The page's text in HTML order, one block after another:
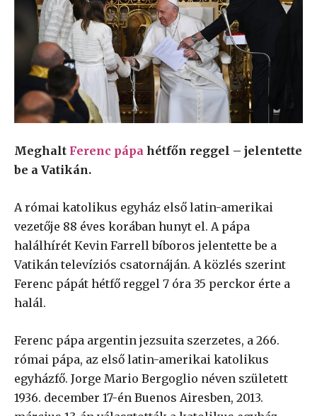
Meghalt Ferenc pápa hétfőn reggel – jelentette
be a Vatikán.
A római katolikus egyház első latin-amerikai
vezetője 88 éves korában hunyt el. A pápa
halálhírét Kevin Farrell bíboros jelentette be a
Vatikán televíziós csatornáján. A közlés szerint
Ferenc pápát hétfő reggel 7 óra 35 perckor érte a
halál.
Ferenc pápa argentin jezsuita szerzetes, a 266.
római pápa, az első latin-amerikai katolikus
egyházfő. Jorge Mario Bergoglio néven született
1936. december 17-én Buenos Airesben, 2013.